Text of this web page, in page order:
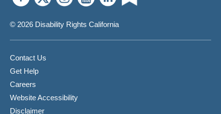
© 2026 Disability Rights California
Contact Us
Get Help
Careers
Website Accessibility
Disclaimer